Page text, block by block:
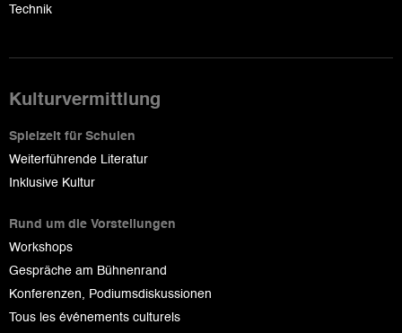
Technik
Kulturvermittlung
Spielzeit für Schulen
Weiterführende Literatur
Inklusive Kultur
Rund um die Vorstellungen
Workshops
Gespräche am Bühnenrand
Konferenzen, Podiumsdiskussionen
Tous les événements culturels